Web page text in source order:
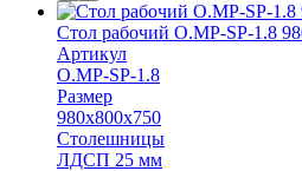
Стол рабочий O.MP-SP-1.8
Артикул
O.MP-SP-1.8
Размер
980х800х750
Столешницы
ЛДСП 25 мм